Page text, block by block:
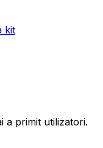
kit
a primit utilizatori.